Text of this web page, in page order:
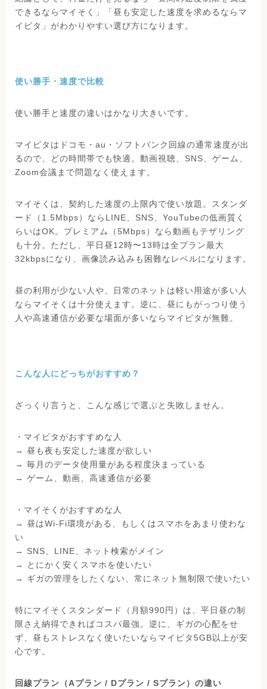
できるならマイそく」「昼も安定した速度を求めるならマ
イピタ」がわかりやすい選び方になります。
使い勝手・速度で比較
使い勝手と速度の違いはかなり大きいです。
マイピタはドコモ・au・ソフトバンク回線の通常速度が出
るので、どの時間帯でも快適。動画視聴、SNS、ゲーム、
Zoom会議まで問題なく使えます。
マイそくは、契約した速度の上限内で使い放題。スタンダ
ード（1.5Mbps）ならLINE、SNS、YouTubeの低画質く
らいはOK。プレミアム（5Mbps）なら動画もテザリング
も十分。ただし、平日昼12時〜13時は全プラン最大
32kbpsになり、画像読み込みも困難なレベルになります。
昼の利用が少ない人や、日常のネットは軽い用途が多い人
ならマイそくは十分使えます。逆に、昼にもがっつり使う
人や高速通信が必要な場面が多いならマイピタが無難。
こんな人にどっちがおすすめ？
ざっくり言うと、こんな感じで選ぶと失敗しません。
・マイピタがおすすめな人
→ 昼も夜も安定した速度が欲しい
→ 毎月のデータ使用量がある程度決まっている
→ ゲーム、動画、高速通信が必要
・マイそくがおすすめな人
→ 昼はWi-Fi環境がある、もしくはスマホをあまり使わな
い
→ SNS、LINE、ネット検索がメイン
→ とにかく安くスマホを使いたい
→ ギガの管理をしたくない、常にネット無制限で使いたい
特にマイそくスタンダード（月額990円）は、平日昼の制
限さえ納得できればコスパ最強。逆に、ギガの心配をせ
ず、昼もストレスなく使いたいならマイピタ5GB以上が安
心です。
回線プラン（Aプラン / Dプラン / Sプラン）の違い